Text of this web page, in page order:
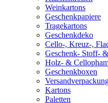
Weinkartons
Geschenkpapiere
Tragekartons
Geschenkdeko
Cello-, Kreuz-,
Geschenk- Stoff-
Holz- &
Geschenkboxen
Kartons
Paletten